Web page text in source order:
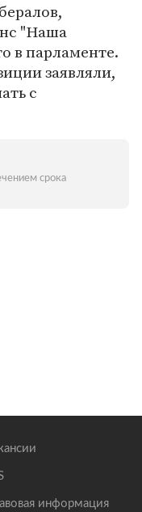
"Наша
в парламенте.
заявляли,
с
срока
информация